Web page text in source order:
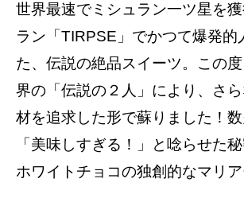
世界最速でミシュラン一ツ星を
ラン「TIRPSE」でかつて爆発的
た、伝説の絶品スイーツ。この
界の「伝説の２人」により、さ
材を追求した形で蘇りました！
「美味しすぎる！」と唸らせた
ホワイトチョコの独創的なマリア